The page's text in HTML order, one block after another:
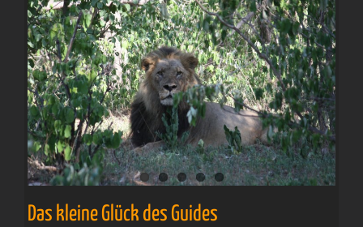
Das kleine Glück des Guides